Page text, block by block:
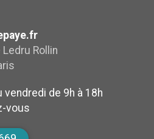
Rollin
vendredi de 9h à 18h
vous